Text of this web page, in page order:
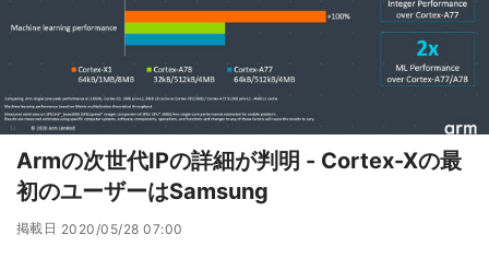
Armの次世代IPの詳細が判明 - Cortex-Xの最
初のユーザーはSamsung
掲載日 2020/05/28 07:00